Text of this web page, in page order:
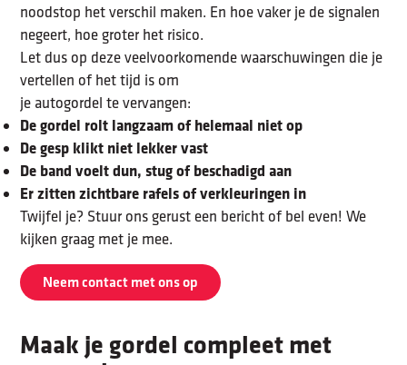
noodstop het verschil maken. En hoe vaker je de signalen
negeert, hoe groter het risico.
Let dus op deze veelvoorkomende waarschuwingen die je
vertellen of het tijd is om
je autogordel te vervangen:
De gordel rolt langzaam of helemaal niet op
De gesp klikt niet lekker vast
De band voelt dun, stug of beschadigd aan
Er zitten zichtbare rafels of verkleuringen in
Twijfel je? Stuur ons gerust een bericht of bel even! We
kijken graag met je mee.
Neem contact met ons op
Maak je gordel compleet met